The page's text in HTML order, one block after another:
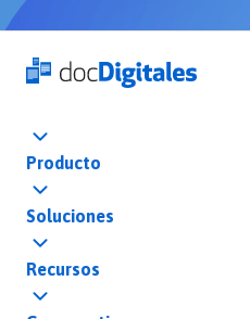
Producto
Soluciones
Recursos